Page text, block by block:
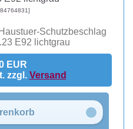
EUR
zzgl. Versand